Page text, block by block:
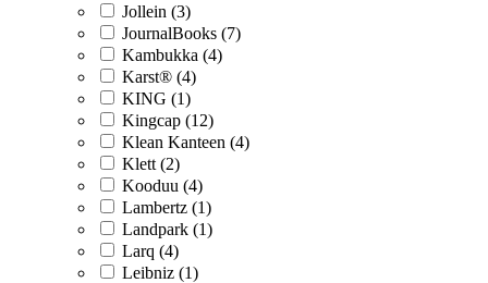
Jollein (3)
JournalBooks (7)
Kambukka (4)
Karst® (4)
KING (1)
Kingcap (12)
Klean Kanteen (4)
Klett (2)
Kooduu (4)
Lambertz (1)
Landpark (1)
Larq (4)
Leibniz (1)